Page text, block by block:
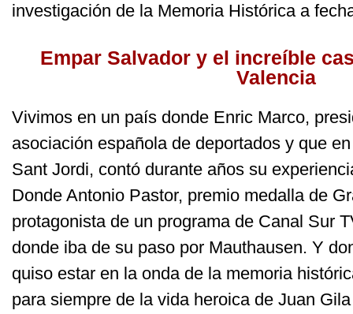
investigación de la Memoria Histórica a
Empar Salvador y el increíble
Valencia
Vivimos en un país donde Enric Marco,
asociación española de deportados y que
Sant Jordi, contó durante años su
Donde Antonio Pastor, premio medalla de
protagonista de un programa de Canal Sur
donde iba de su paso por Mauthausen. Y
quiso estar en la onda de la memoria
para siempre de la vida heroica de Juan